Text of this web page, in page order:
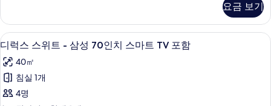
마
트
TV
포
함
사
치
스
마
트
TV
포
함
자
모
두
보
기
트
윈
룸
자
세
히
보
기
요금 보기
디
럭
스
스
위
디럭스 스위트 - 삼성 70인치 스마트
13
디럭스 스위트 - 삼성 70인치 스마트 TV 포함
40㎡
침실 1개
4명